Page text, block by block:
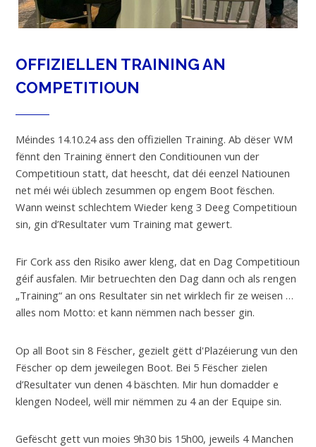
OFFIZIELLEN TRAINING AN
COMPETITIOUN
Méindes 14.10.24 ass den offiziellen Training. Ab dëser WM
fënnt den Training ënnert den Conditiounen vun der
Competitioun statt, dat heescht, dat déi eenzel Natiounen
net méi wéi üblech zesummen op engem Boot fëschen.
Wann weinst schlechtem Wieder keng 3 Deeg Competitioun
sin, gin d’Resultater vum Training mat gewert.
Fir Cork ass den Risiko awer kleng, dat en Dag Competitioun
géif ausfalen. Mir betruechten den Dag dann och als rengen
„Training“ an ons Resultater sin net wirklech fir ze weisen …
alles nom Motto: et kann nëmmen nach besser gin.
Op all Boot sin 8 Fëscher, gezielt gëtt d'Plazéierung vun den
Fëscher op dem jeweilegen Boot. Bei 5 Fëscher zielen
d’Resultater vun denen 4 bäschten. Mir hun domadder e
klengen Nodeel, wëll mir nëmmen zu 4 an der Equipe sin.
Gefëscht gett vun moies 9h30 bis 15h00, jeweils 4 Manchen